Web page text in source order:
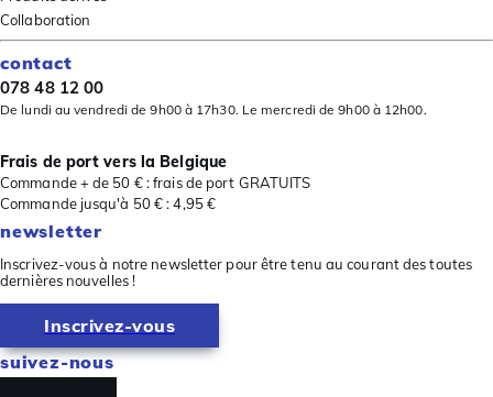
Collaboration
contact
078 48 12 00
De lundi au vendredi de 9h00 à 17h30. Le mercredi de 9h00 à 12h00.
Frais de port vers la Belgique
Commande + de 50 € : frais de port GRATUITS
Commande jusqu'à 50 € : 4,95 €
newsletter
Inscrivez-vous à notre newsletter pour être tenu au courant des toutes
dernières nouvelles !
Inscrivez-vous
suivez-nous